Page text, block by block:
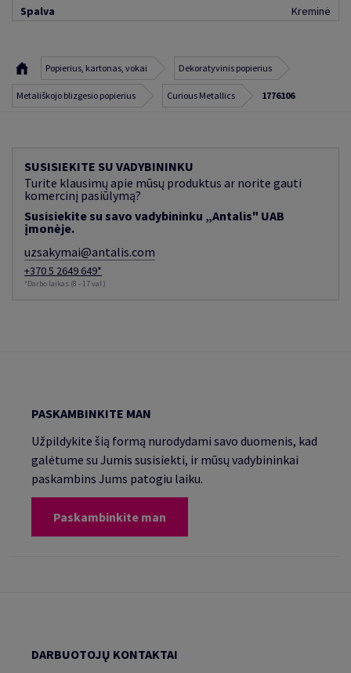
Spalva
Kreminė
Popierius, kartonas, vokai Dekoratyvinis popierius
Metališkojo blizgesio popierius Curious Metallics 1776106
SUSISIEKITE SU VADYBININKU
Turite klausimų apie mūsų produktus ar norite gauti
komercinį pasiūlymą?
Susisiekite su savo vadybininku „Antalis" UAB
įmonėje.
uzsakymai@antalis.com
+370 5 2649 649*
*Darbo laikas (8 - 17 val.)
PASKAMBINKITE MAN
Užpildykite šią formą nurodydami savo duomenis, kad
galėtume su Jumis susisiekti, ir mūsų vadybininkai
paskambins Jums patogiu laiku.
Paskambinkite man
DARBUOTOJŲ KONTAKTAI